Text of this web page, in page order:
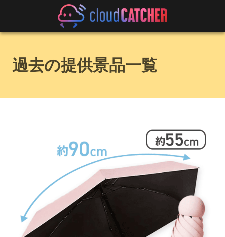
過去の提供景品一覧